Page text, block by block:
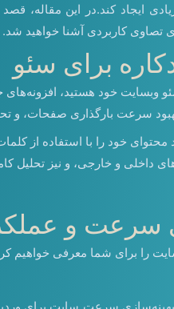
ایجاد کند.در این مقاله،
کاربردی آشنا خواهید شد.
برای سئو
وبسایت خود هستید،
سرعت بارگذاری صفحات، و
محتوای خود را با استفاده از
داخلی و خارجی، و نیز
سرعت و
برای شما معرفی خواهیم کرد